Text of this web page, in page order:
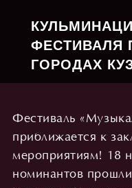
ФЕСТИВАЛЯ
ГОРОДАХ
Фестиваль
приближается к
мероприятиям! 18
номинантов